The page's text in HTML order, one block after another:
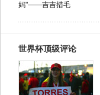
妈"——吉吉措毛
世界杯顶级评论